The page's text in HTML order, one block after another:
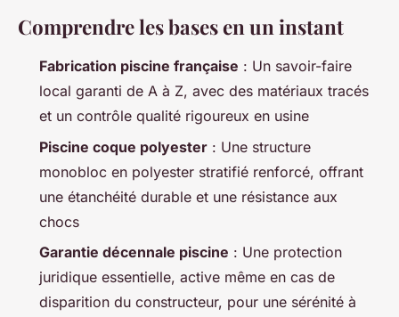
Comprendre les bases en un instant
Fabrication piscine française : Un savoir-faire
local garanti de A à Z, avec des matériaux tracés
et un contrôle qualité rigoureux en usine
Piscine coque polyester : Une structure
monobloc en polyester stratifié renforcé, offrant
une étanchéité durable et une résistance aux
chocs
Garantie décennale piscine : Une protection
juridique essentielle, active même en cas de
disparition du constructeur, pour une sérénité à